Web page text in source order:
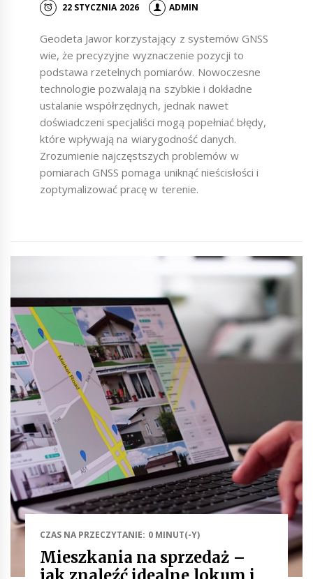
22 STYCZNIA 2026 ADMIN
Geodeta Jawor korzystający z systemów GNSS
wie, że precyzyjne wyznaczenie pozycji to
podstawa rzetelnych pomiarów. Nowoczesne
technologie pozwalają na szybkie i dokładne
ustalanie współrzędnych, jednak nawet
doświadczeni specjaliści mogą popełniać błędy,
które wpływają na wiarygodność danych.
Zrozumienie najczęstszych problemów w
pomiarach GNSS pomaga uniknąć nieścisłości i
zoptymalizować pracę w terenie.
CZAS NA PRZECZYTANIE: 0 MINUT(-Y)
Mieszkania na sprzedaż –